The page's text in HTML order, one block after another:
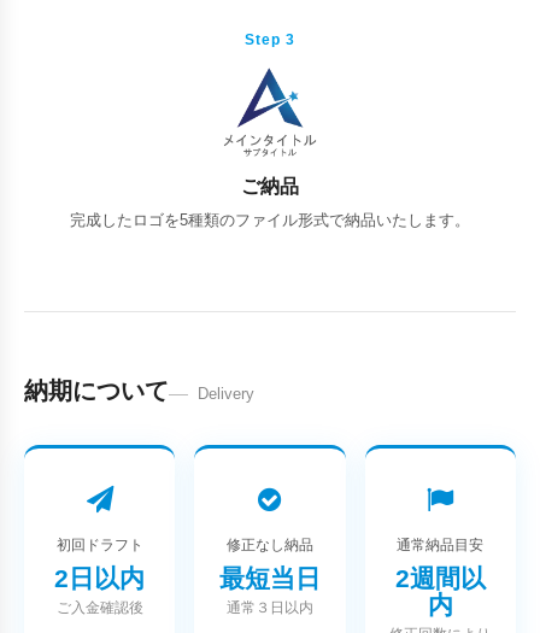
Step 3
ご納品
完成したロゴを5種類のファイル形式で納品いたします。
納期について Delivery
初回ドラフト
2日以内
ご入金確認後
修正なし納品
最短当日
通常３日以内
通常納品目安
2週間以
内